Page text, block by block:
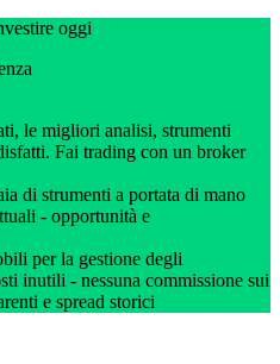
oggi
le migliori analisi, strumenti
Fai trading con un broker
di strumenti a portata di mano
- opportunità e
per la gestione degli
inutili - nessuna commissione sui
e spread storici